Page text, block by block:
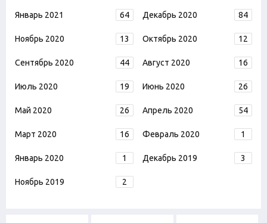
Январь 2021 64 Декабрь 2020 84
Ноябрь 2020 13 Октябрь 2020 12
Сентябрь 2020 44 Август 2020 16
Июль 2020 19 Июнь 2020 26
Май 2020 26 Апрель 2020 54
Март 2020 16 Февраль 2020 1
Январь 2020 1 Декабрь 2019 3
Ноябрь 2019 2